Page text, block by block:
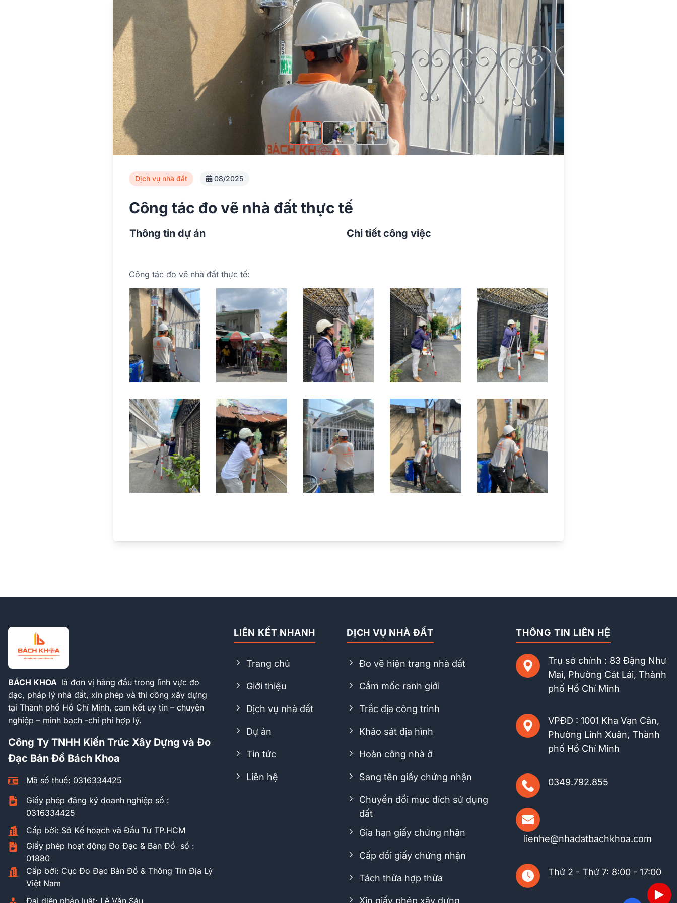
Dịch vụ nhà đất 08/2025
Công tác đo vẽ nhà đất thực tế
Thông tin dự án Chi tiết công việc
Công tác đo vẽ nhà đất thực tế:
BÁCH KHOA là đơn vị hàng đầu trong lĩnh vực đo
đạc, pháp lý nhà đất, xin phép và thi công xây dựng
tại Thành phố Hồ Chí Minh, cam kết uy tín – chuyên
nghiệp – minh bạch -chi phí hợp lý.
Công Ty TNHH Kiến Trúc Xây Dựng và Đo
Đạc Bản Đồ Bách Khoa
Mã số thuế: 0316334425
Giấy phép đăng ký doanh nghiệp số :
0316334425
Cấp bởi: Sở Kế hoạch và Đầu Tư TP.HCM
Giấy phép hoạt động Đo Đạc & Bản Đồ số :
01880
Cấp bởi: Cục Đo Đạc Bản Đồ & Thông Tin Địa Lý
Việt Nam
LIÊN KẾT NHANH
Trang chủ
Giới thiệu
Dịch vụ nhà đất
Dự án
Tin tức
Liên hệ
DỊCH VỤ NHÀ ĐẤT
Đo vẽ hiện trạng nhà đất
Cắm mốc ranh giới
Trắc địa công trình
Khảo sát địa hình
Hoàn công nhà ở
Sang tên giấy chứng nhận
Chuyển đổi mục đích sử dụng
đất
Gia hạn giấy chứng nhận
Cấp đổi giấy chứng nhận
Tách thửa hợp thửa
THÔNG TIN LIÊN HỆ
Trụ sở chính : 83 Đặng Như
Mai, Phường Cát Lái, Thành
phố Hồ Chí Minh
VPĐD : 1001 Kha Vạn Cân,
Phường Linh Xuân, Thành
phố Hồ Chí Minh
0349.792.855
lienhe@nhadatbachkhoa.com
Thứ 2 - Thứ 7: 8:00 - 17:00